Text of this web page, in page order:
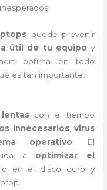
puede prevenir
útil de tu equipo y
óptima en todo
es tan importante:
con el tiempo
innecesarios, virus
operativo . El
a optimizar el
en el disco duro y